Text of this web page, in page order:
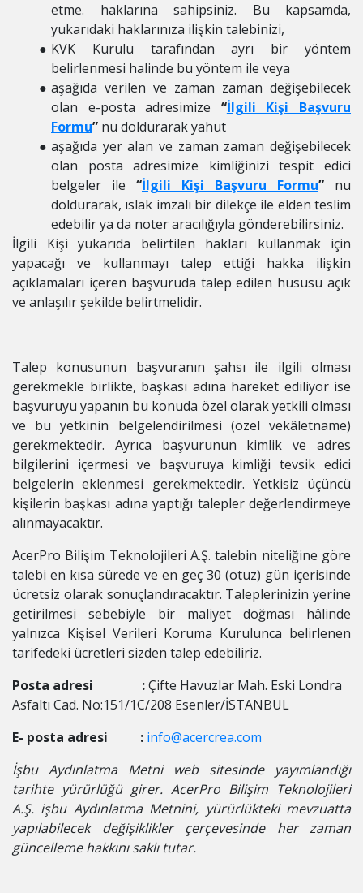
etme. haklarına sahipsiniz. Bu kapsamda,
yukarıdaki haklarınıza ilişkin talebinizi,
KVK Kurulu tarafından ayrı bir yöntem
belirlenmesi halinde bu yöntem ile veya
aşağıda verilen ve zaman zaman değişebilecek
olan e-posta adresimize “İlgili Kişi Başvuru
Formu” nu doldurarak yahut
aşağıda yer alan ve zaman zaman değişebilecek
olan posta adresimize kimliğinizi tespit edici
belgeler ile “İlgili Kişi Başvuru Formu” nu
doldurarak, ıslak imzalı bir dilekçe ile elden teslim
edebilir ya da noter aracılığıyla gönderebilirsiniz.
İlgili Kişi yukarıda belirtilen hakları kullanmak için
yapacağı ve kullanmayı talep ettiği hakka ilişkin
açıklamaları içeren başvuruda talep edilen hususu açık
ve anlaşılır şekilde belirtmelidir.
Talep konusunun başvuranın şahsı ile ilgili olması
gerekmekle birlikte, başkası adına hareket ediliyor ise
başvuruyu yapanın bu konuda özel olarak yetkili olması
ve bu yetkinin belgelendirilmesi (özel vekâletname)
gerekmektedir. Ayrıca başvurunun kimlik ve adres
bilgilerini içermesi ve başvuruya kimliği tevsik edici
belgelerin eklenmesi gerekmektedir. Yetkisiz üçüncü
kişilerin başkası adına yaptığı talepler değerlendirmeye
alınmayacaktır.
AcerPro Bilişim Teknolojileri A.Ş. talebin niteliğine göre
talebi en kısa sürede ve en geç 30 (otuz) gün içerisinde
ücretsiz olarak sonuçlandıracaktır. Taleplerinizin yerine
getirilmesi sebebiyle bir maliyet doğması hâlinde
yalnızca Kişisel Verileri Koruma Kurulunca belirlenen
tarifedeki ücretleri sizden talep edebiliriz.
Posta adresi :Çifte Havuzlar Mah. Eski Londra
Asfaltı Cad. No:151/1C/208 Esenler/İSTANBUL
E- posta adresi : info@acercrea.com
İşbu Aydınlatma Metni web sitesinde yayımlandığı
tarihte yürürlüğü girer. AcerPro Bilişim Teknolojileri
A.Ş. işbu Aydınlatma Metnini, yürürlükteki mevzuatta
yapılabilecek değişiklikler çerçevesinde her zaman
güncelleme hakkını saklı tutar.